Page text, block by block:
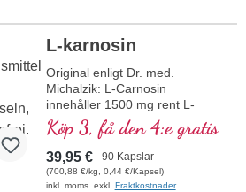
L-karnosin
Original enligt Dr. med.
Michalzik: L-Carnosin
innehåller 1500 mg rent L-
Carnosin per dagsdos (3
kapslar). L-Carnosin är en
dipeptid som bildas av
aminosyrorna beta-alanin och
L-histidin och förekommer
Köp 3, få den 4:e gratis
39,95 € 90 Kapslar
(700,88 €/kg, 0,44 €/Kapsel)
inkl. moms. exkl. Fraktkostnader